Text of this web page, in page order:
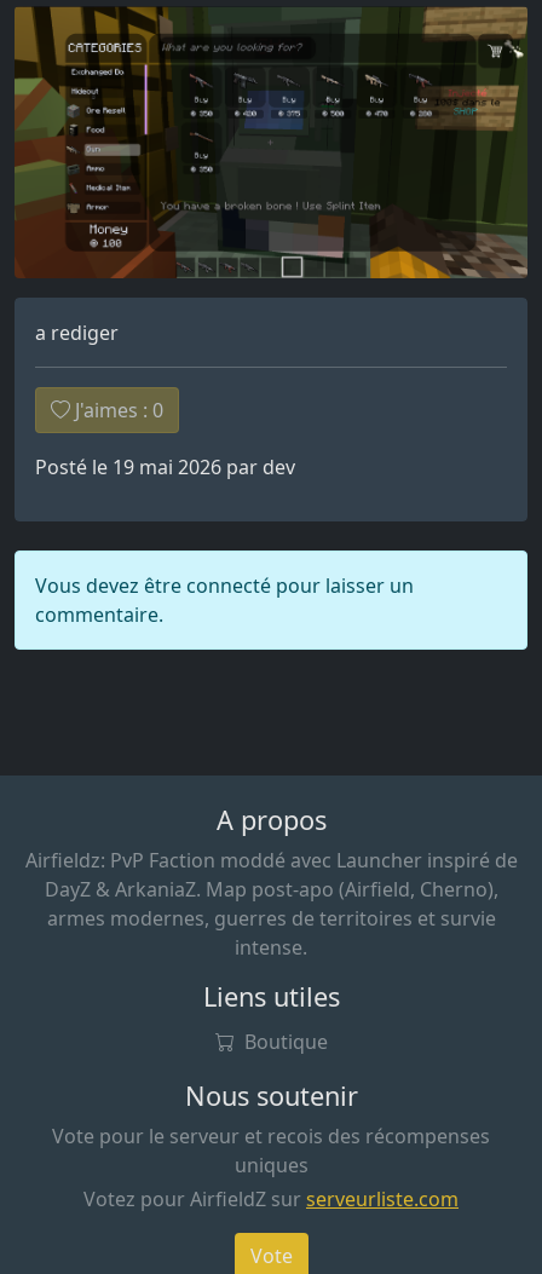
a rediger
J'aimes : 0
Posté le 19 mai 2026 par dev
Vous devez être connecté pour laisser un
commentaire.
A propos
Airfieldz: PvP Faction moddé avec Launcher inspiré de
DayZ & ArkaniaZ. Map post-apo (Airfield, Cherno),
armes modernes, guerres de territoires et survie
intense.
Liens utiles
Boutique
Nous soutenir
Vote pour le serveur et recois des récompenses
uniques
Votez pour AirfieldZ surserveurliste.com
Vote